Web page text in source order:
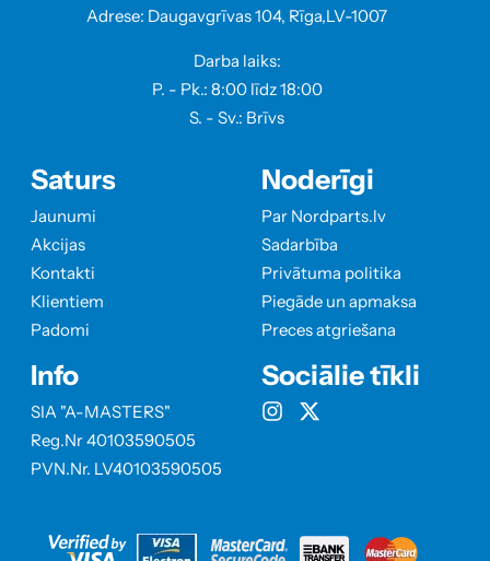
Adrese: Daugavgrīvas 104, Rīga,LV-1007
Darba laiks:
P. - Pk.: 8:00 līdz 18:00
S. - Sv.: Brīvs
Saturs
Jaunumi
Akcijas
Kontakti
Klientiem
Padomi
Info
SIA "A-MASTERS"
Reg.Nr 40103590505
PVN.Nr. LV40103590505
Noderīgi
Par Nordparts.lv
Sadarbība
Privātuma politika
Piegāde un apmaksa
Preces atgriešana
Sociālie tīkli